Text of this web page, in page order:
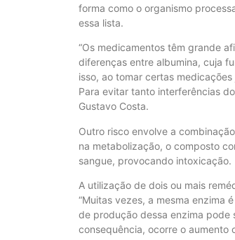
forma como o organismo
essa lista.
“Os medicamentos têm grande
diferenças entre albumina, cuja
isso, ao tomar certas
Para evitar tanto interferências
Gustavo Costa.
Outro risco envolve a
na metabolização, o composto
sangue, provocando intoxicação.
A utilização de dois ou mais
“Muitas vezes, a mesma enzima
de produção dessa enzima pode
consequência, ocorre o aumento